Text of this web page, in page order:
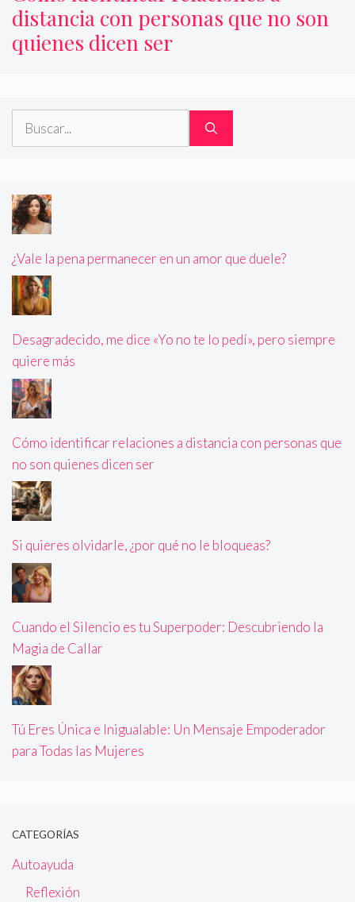
distancia con personas que no son
quienes dicen ser
Buscar:
¿Vale la pena permanecer en un amor que duele?
Desagradecido, me dice «Yo no te lo pedí», pero siempre
quiere más
Cómo identificar relaciones a distancia con personas que
no son quienes dicen ser
Si quieres olvidarle, ¿por qué no le bloqueas?
Cuando el Silencio es tu Superpoder: Descubriendo la
Magia de Callar
Tú Eres Única e Inigualable: Un Mensaje Empoderador
para Todas las Mujeres
CATEGORÍAS
Autoayuda
Reflexión